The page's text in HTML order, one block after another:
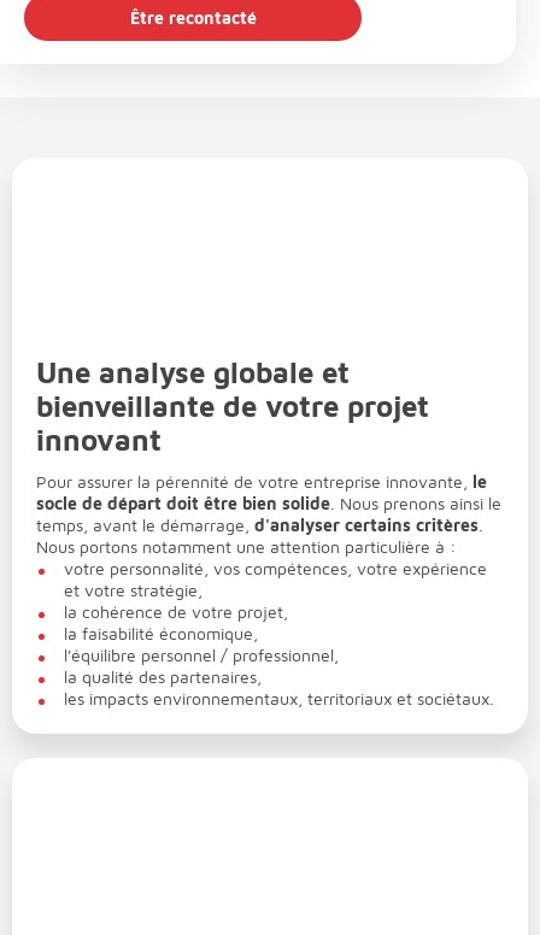
Être recontacté
Une analyse globale et
bienveillante de votre projet
innovant
Pour assurer la pérennité de votre entreprise innovante, le
socle de départ doit être bien solide . Nous prenons ainsi le
temps, avant le démarrage, d'analyser certains critères
Nous portons notamment une attention particulière à :
votre personnalité, vos compétences, votre expérience
et votre stratégie,
la cohérence de votre projet,
la faisabilité économique,
l'équilibre personnel / professionnel,
la qualité des partenaires,
les impacts environnementaux, territoriaux et sociétaux.